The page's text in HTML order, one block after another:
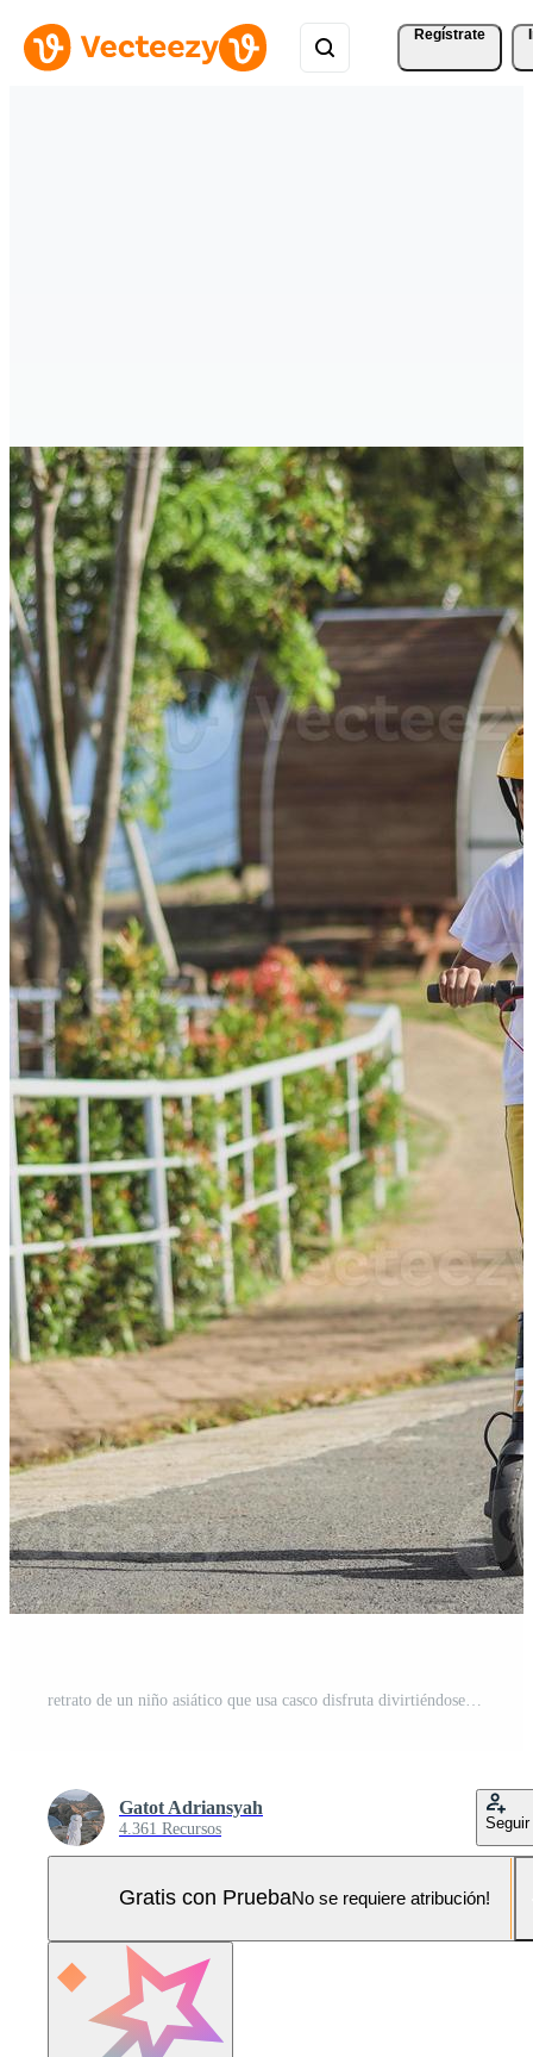
Regístrate
Gatot Adriansyah
4.361 Recursos Seguir
Gratis con PruebaNo se requiere atribución!